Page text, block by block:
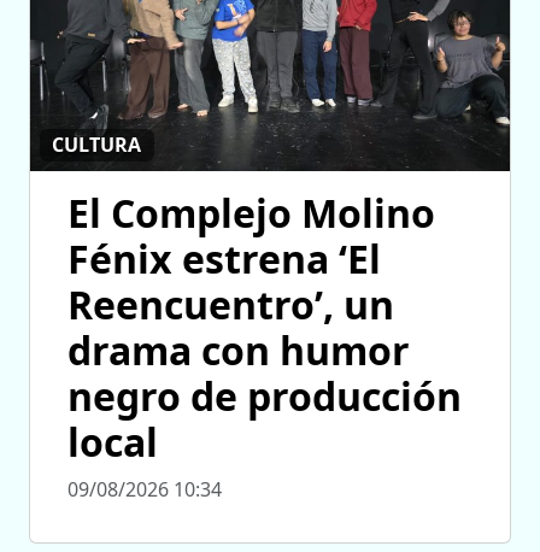
CULTURA
El Complejo Molino
Fénix estrena ‘El
Reencuentro’, un
drama con humor
negro de producción
local
09/08/2026 10:34